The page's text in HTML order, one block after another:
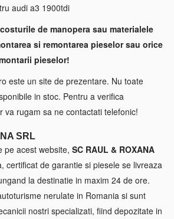
audi a3 1900tdi
de manopera sau materialele
si remontarea pieselor sau orice
pieselor!
este un site de prezentare. Nu toate
in stoc. Pentru a verifica
va rugam sa ne contactati telefonic!
SRL
pe acest website, SC RAUL & ROXANA
certificat de garantie si piesele se livreaza
la destinatie in maxim 24 de ore.
nerulate in Romania si sunt
nostri specializati, fiind depozitate in